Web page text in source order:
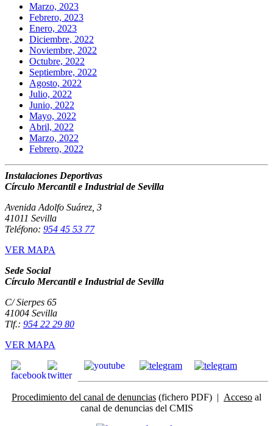
Marzo, 2023
Febrero, 2023
Enero, 2023
Diciembre, 2022
Noviembre, 2022
Octubre, 2022
Septiembre, 2022
Agosto, 2022
Julio, 2022
Junio, 2022
Mayo, 2022
Abril, 2022
Marzo, 2022
Febrero, 2022
Instalaciones Deportivas
Círculo Mercantil e Industrial de Sevilla
Avenida Adolfo Suárez, 3
41011 Sevilla
Teléfono: 954 45 53 77
VER MAPA
Sede Social
Círculo Mercantil e Industrial de Sevilla
C/ Sierpes 65
41004 Sevilla
Tlf.: 954 22 29 80
VER MAPA
Procedimiento del canal de denuncias (fichero PDF) | Acceso al
canal de denuncias del CMIS